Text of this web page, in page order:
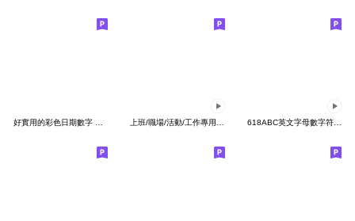
618ABC英文字母數字符號表情貼2 (閃爍效果)